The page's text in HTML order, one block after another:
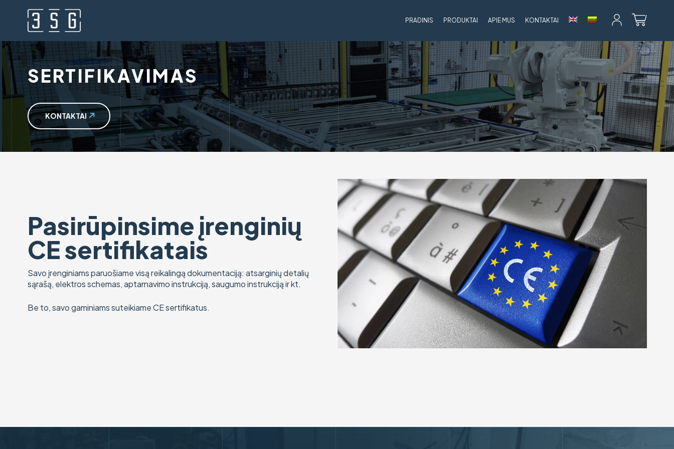
PRADINIS PRODUKTAI APIE MUS KONTAKTAI
SERTIFIKAVIMAS
KONTAKTAI
Pasirūpinsime įrenginių
CE sertifikatais
Savo įrenginiams paruošiame visą reikalingą dokumentaciją: atsarginių detalių
sąrašą, elektros schemas, aptarnavimo instrukciją, saugumo instrukciją ir kt.
Be to, savo gaminiams suteikiame CE sertifikatus.